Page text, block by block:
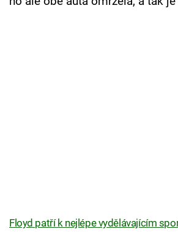
Floyd patří k nejlépe vydělávajícím